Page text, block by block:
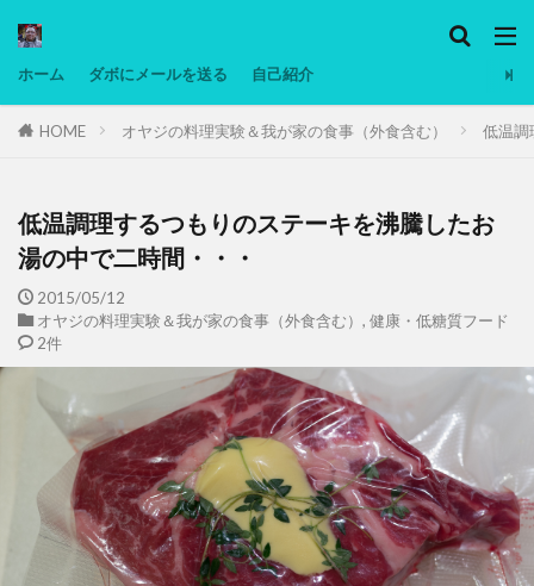
ホーム ダボにメールを送る 自己紹介
HOME オヤジの料理実験＆我が家の食事（外食含む） 低温調
低温調理するつもりのステーキを沸騰したお
湯の中で二時間・・・
2015/05/12
オヤジの料理実験＆我が家の食事（外食含む） , 健康・低糖質フード
2件
タグ
マレーシア動画
ヨーグルト
低温調理・スロークッカー
備忘録